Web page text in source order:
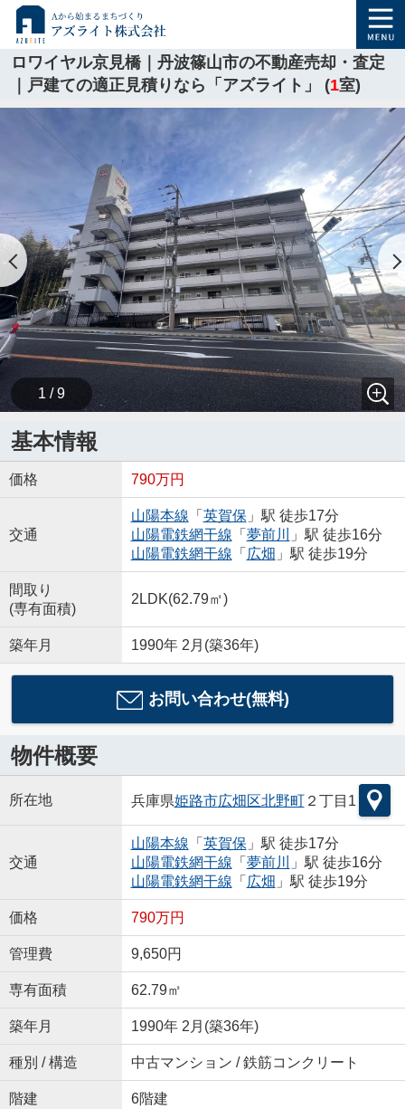
ロワイヤル京見橋｜丹波篠山市の不動産売却・査定
｜戸建ての適正見積りなら「アズライト」 (1室)
1 / 9
基本情報
価格 790万円
交通
山陽本線 「 英賀保 」駅 徒歩17分
山陽電鉄網干線 「 夢前川
」駅 徒歩16分
山陽電鉄網干線 「 広畑 」駅 徒歩19分
間取り
(専有面積)
2LDK(62.79㎡)
築年月 1990年 2月(築36年)
お問い合わせ(無料)
物件概要
所在地 兵庫県姫路市広畑区北野町２丁目1
交通
山陽本線 「 英賀保」駅 徒歩17分
山陽電鉄網干線 「 夢前川
」駅 徒歩16分
山陽電鉄網干線 「 広畑 」駅 徒歩19分
価格 790万円
管理費 9,650円
専有面積 62.79㎡
築年月 1990年 2月(築36年)
種別 / 構造 中古マンション / 鉄筋コンクリート
階建 6階建